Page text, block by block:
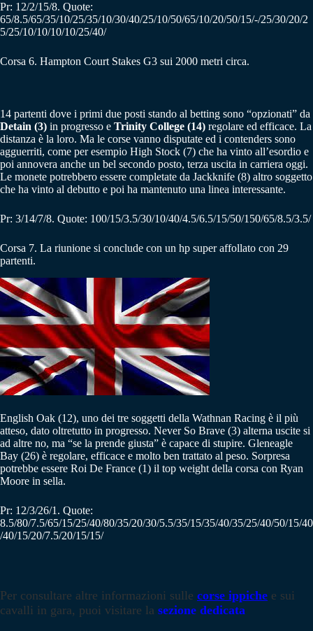
Pr: 12/2/15/8. Quote:
65/8.5/65/35/10/25/35/10/30/40/25/10/50/65/10/20/50/15/-/25/30/20/2
5/25/10/10/10/10/25/40/
Corsa 6. Hampton Court Stakes G3 sui 2000 metri circa.
14 partenti dove i primi due posti stando al betting sono “opzionati” da
Detain (3) in progresso e Trinity College (14) regolare ed efficace. La
distanza è la loro. Ma le corse vanno disputate ed i contenders sono
agguerriti, come per esempio High Stock (7) che ha vinto all’esordio e
poi annovera anche un bel secondo posto, terza uscita in carriera oggi.
Le monete potrebbero essere completate da Jackknife (8) altro soggetto
che ha vinto al debutto e poi ha mantenuto una linea interessante.
Pr: 3/14/7/8. Quote: 100/15/3.5/30/10/40/4.5/6.5/15/50/150/65/8.5/3.5/
Corsa 7. La riunione si conclude con un hp super affollato con 29
partenti.
English Oak (12), uno dei tre soggetti della Wathnan Racing è il più
atteso, dato oltretutto in progresso. Never So Brave (3) alterna uscite si
ad altre no, ma “se la prende giusta” è capace di stupire. Gleneagle
Bay (26) è regolare, efficace e molto ben trattato al peso. Sorpresa
potrebbe essere Roi De France (1) il top weight della corsa con Ryan
Moore in sella.
Pr: 12/3/26/1. Quote:
8.5/80/7.5/65/15/25/40/80/35/20/30/5.5/35/15/35/40/35/25/40/50/15/40
/40/15/20/7.5/20/15/15/
Per consultare altre informazioni sulle corse ippiche e sui
cavalli in gara, puoi visitare la sezione dedicata